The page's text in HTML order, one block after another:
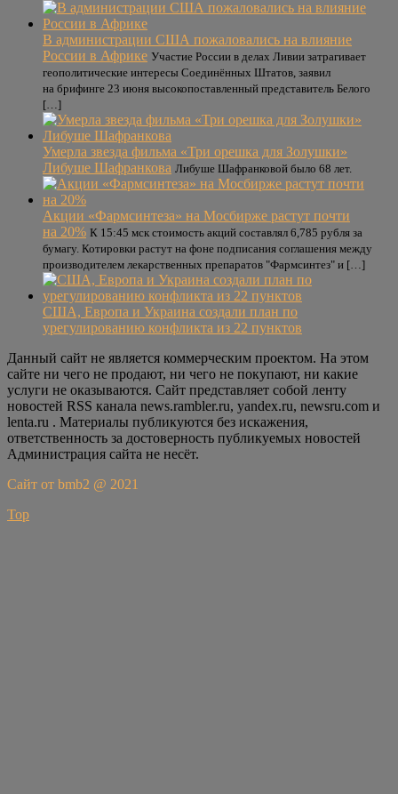
В администрации США пожаловались на влияние
России в Африке Участие России в делах Ливии затрагивает
геополитические интересы Соединённых Штатов, заявил
на брифинге 23 июня высокопоставленный представитель Белого
[…]
Умерла звезда фильма «Три орешка для Золушки»
Либуше Шафранкова Либуше Шафранковой было 68 лет.
Акции «Фармсинтеза» на Мосбирже растут почти
на 20% К 15:45 мск стоимость акций составлял 6,785 рубля за
бумагу. Котировки растут на фоне подписания соглашения между
производителем лекарственных препаратов "Фармсинтез" и […]
США, Европа и Украина создали план по
урегулированию конфликта из 22 пунктов
Данный сайт не является коммерческим проектом. На этом
сайте ни чего не продают, ни чего не покупают, ни какие
услуги не оказываются. Сайт представляет собой ленту
новостей RSS канала news.rambler.ru, yandex.ru, newsru.com и
lenta.ru . Материалы публикуются без искажения,
ответственность за достоверность публикуемых новостей
Администрация сайта не несёт.
Сайт от bmb2 @ 2021
Top